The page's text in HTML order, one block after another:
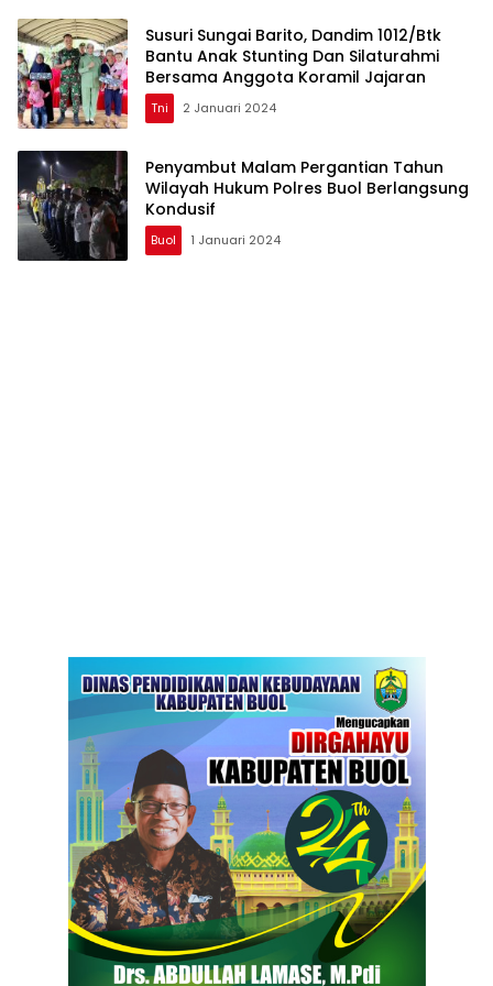
Susuri Sungai Barito, Dandim 1012/Btk
Bantu Anak Stunting Dan Silaturahmi
Bersama Anggota Koramil Jajaran
Tni 2 Januari 2024
Penyambut Malam Pergantian Tahun
Wilayah Hukum Polres Buol Berlangsung
Kondusif
Buol 1 Januari 2024